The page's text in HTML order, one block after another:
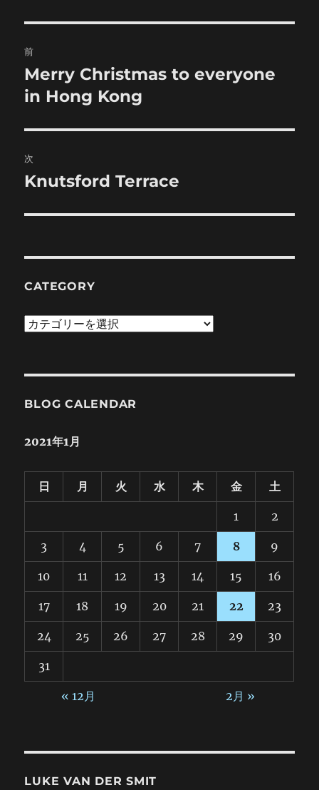
稿
ナ
ビ
ゲ
ー
シ
ン
前
前
の
稿:
Merry Christmas to everyone
in Hong Kong
次
次
投
Knutsford Terrace
CATEGORY
Category
BLOG CALENDAR
2021年1月
日 月 火 水 木 金 土
1 2
3 4 5 6 7 8 9
10 11 12 13 14 15 16
17 18 19 20 21 22 23
24 25 26 27 28 29 30
31
« 12月 2月 »
LUKE VAN DER SMIT